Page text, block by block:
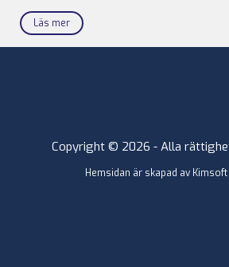
Läs mer
Copyright © 2026 - Alla
Hemsidan är skapad av Kimsoft